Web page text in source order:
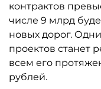
контрактов
числе 9 млрд
новых дорог.
проектов станет
всем его
рублей.